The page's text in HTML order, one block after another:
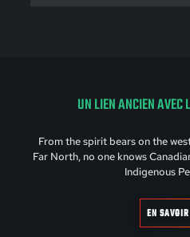
UN LIEN ANCIEN AVEC
From the spirit bears on the
Far North, no one knows
Indigenous
EN